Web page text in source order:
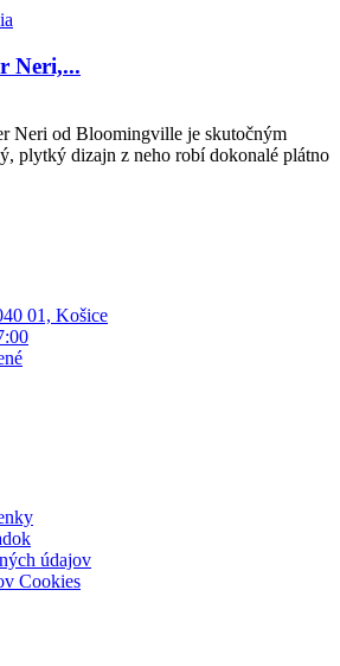
Neri,...
Neri od Bloomingville je skutočným
plytký dizajn z neho robí dokonalé plátno
01, Košice
údajov
Cookies